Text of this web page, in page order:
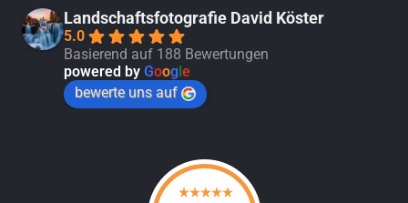
Landschaftsfotografie David Köster
5.0
Basierend auf 188 Bewertungen
powered by Google
bewerte uns auf